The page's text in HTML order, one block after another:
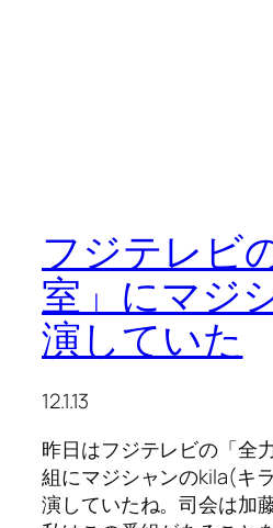
フジテレビ
室」にマジ
演していた
12.1.13
昨日はフジテレビの「全
組にマジシャンのkila(キ
演していたね。司会は加